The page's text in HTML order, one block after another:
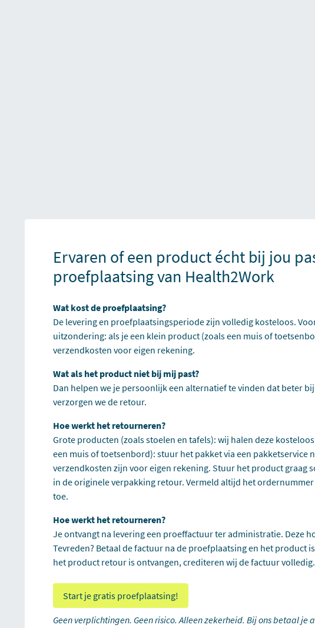
Ervaren of een product écht bij jou
proefplaatsing van Health2Work
Wat kost de proefplaatsing?
De levering en proefplaatsingsperiode zijn volledig kosteloos.
uitzondering: als je een klein product (zoals een muis of
verzendkosten voor eigen rekening.
Wat als het product niet bij mij past?
Dan helpen we je persoonlijk een alternatief te vinden dat beter
verzorgen we de retour.
Hoe werkt het retourneren?
Grote producten (zoals stoelen en tafels): wij halen deze
een muis of toetsenbord): stuur het pakket via een pakketservice
verzendkosten zijn voor eigen rekening. Stuur het product graag
in de originele verpakking retour. Vermeld altijd het
toe.
Hoe werkt het retourneren?
Je ontvangt na levering een proeffactuur ter administratie. Deze
Tevreden? Betaal de factuur na de proefplaatsing en het product
het product retour is ontvangen, crediteren wij de factuur volledig.
Start je gratis proefplaatsing!
Geen verplichtingen. Geen risico. Alleen zekerheid. Bij ons betaal